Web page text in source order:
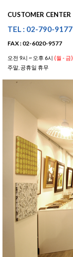
CUSTOMER CENTER
TEL : 02-790-9177
FAX : 02-6020-9577
오전 9시 ~ 오후 6시 (월 - 금)
주말, 공휴일 휴무